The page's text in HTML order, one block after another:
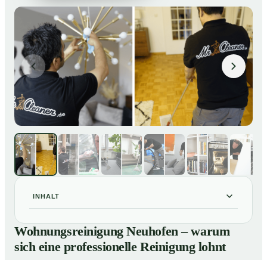
INHALT
01 Wohnungsreinigung Neuhofen – warum sich eine
professionelle Reinigung lohnt
Unsere Leistungen im Überblick
Wohnungsreinigung Neuhofen – warum
sich eine professionelle Reinigung lohnt